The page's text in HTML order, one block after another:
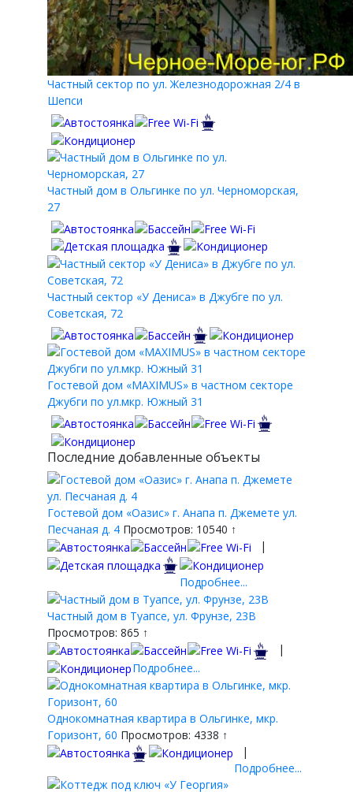
Частный сектор по ул. Железнодорожная 2/4 в
Шепси
Частный дом в Ольгинке по ул. Черноморская,
27
Частный сектор «У Дениса» в Джубге по ул.
Советская, 72
Гостевой дом «MAXIMUS» в частном секторе
Джубги по ул.мкр. Южный 31
Последние добавленные объекты
Гостевой дом «Оазис» г. Анапа п. Джемете ул.
Песчаная д. 4 Просмотров: 10540 ↑
|
Подробнее...
Частный дом в Туапсе, ул. Фрунзе, 23В
Просмотров: 865 ↑
|
Подробнее...
Однокомнатная квартира в Ольгинке, мкр.
Горизонт, 60 Просмотров: 4338 ↑
|
Подробнее...